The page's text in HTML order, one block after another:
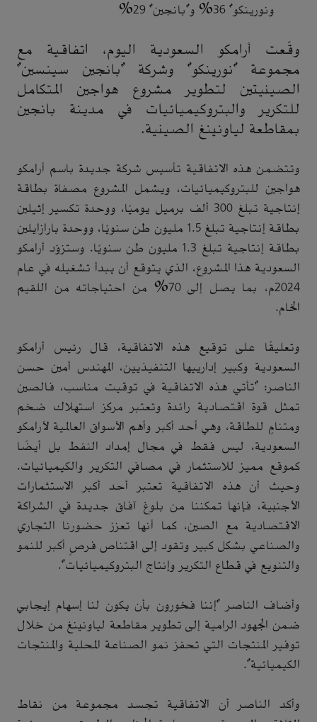
ونورينكو" 36% و"بانجين" 29%
وقّعت أرامكو السعودية اليوم، اتفاقية مع
مجموعة "نورينكو" وشركة "بانجين سينسين"
الصينيتين لتطوير مشروع هواجين المتكامل
للتكرير والبتروكيميائيات في مدينة بانجين
بمقاطعة لياونينغ الصينية.
وتتضمن هذه الاتفاقية تأسيس شركة جديدة باسم أرامكو
هواجين للبتروكيميائيات، ويشمل المشروع مصفاة بطاقة
إنتاجية تبلغ 300 ألف برميل يوميًا، ووحدة تكسير إثيلين
بطاقة إنتاجية تبلغ 1.5 مليون طن سنويًا، ووحدة بارازايلين
بطاقة إنتاجية تبلغ 1.3 مليون طن سنويًا. وستزوّد أرامكو
السعودية هذا المشروع، الذي يتوقع أن يبدأ تشغيله في عام
2024م، بما يصل إلى 70% من احتياجاته من اللقيم
الخام.
وتعليقًا على توقيع هذه الاتفاقية، قال رئيس أرامكو
السعودية وكبير إدارييها التنفيذيين، المهندس أمين حسن
الناصر: "تأتي هذه الاتفاقية في توقيت مناسب، فالصين
تمثل قوة اقتصادية رائدة وتعتبر مركز استهلاك ضخم
ومتنامٍ للطاقة، وهي أحد أكبر وأهم الأسواق العالمية لأرامكو
السعودية، ليس فقط في مجال إمداد النفط بل أيضًا
كموقع مميز للاستثمار في مصافي التكرير والكيميائيات.
وحيث أن هذه الاتفاقية تعتبر أحد أكبر الاستثمارات
الأجنبية، فإنها تمكننا من بلوغ آفاق جديدة في الشراكة
الاقتصادية مع الصين، كما أنها تعزز حضورنا التجاري
والصناعي بشكل كبير وتقود إلى اقتناص فرصٍ أكبر للنمو
والتنويع في قطاع التكرير وإنتاج البتروكيميائيات."
وأضاف الناصر "إننا فخورون بأن يكون لنا إسهام إيجابي
ضمن الجهود الرامية إلى تطوير مقاطعة لياونينغ من خلال
توفير المنتجات التي تحفز نمو الصناعة المحلية والمنتجات
الكيميائية".
وأكد الناصر أن الاتفاقية تجسد مجموعة من نقاط